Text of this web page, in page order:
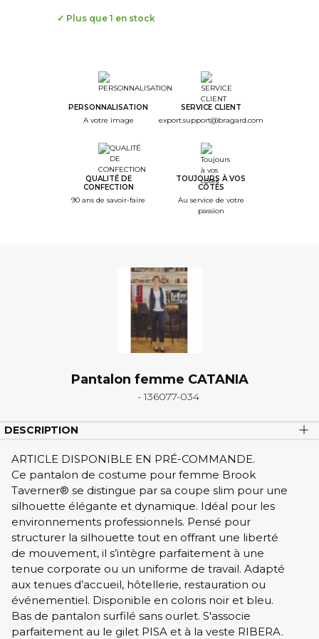
✓ Plus que 1 en stock
PERSONNALISATION
A votre image
SERVICE CLIENT
export.support@bragard.com
QUALITÉ DE
CONFECTION
90 ans de savoir-faire
TOUJOURS À VOS
CÔTÉS
Au service de votre
passion
Pantalon femme CATANIA
- 136077-034
DESCRIPTION
ARTICLE DISPONIBLE EN PRÉ-COMMANDE.
Ce pantalon de costume pour femme Brook
Taverner® se distingue par sa coupe slim pour une
silhouette élégante et dynamique. Idéal pour les
environnements professionnels. Pensé pour
structurer la silhouette tout en offrant une liberté
de mouvement, il s’intègre parfaitement à une
tenue corporate ou un uniforme de travail. Adapté
aux tenues d’accueil, hôtellerie, restauration ou
événementiel. Disponible en coloris noir et bleu.
Bas de pantalon surfilé sans ourlet. S'associe
parfaitement au le gilet PISA et à la veste RIBERA.